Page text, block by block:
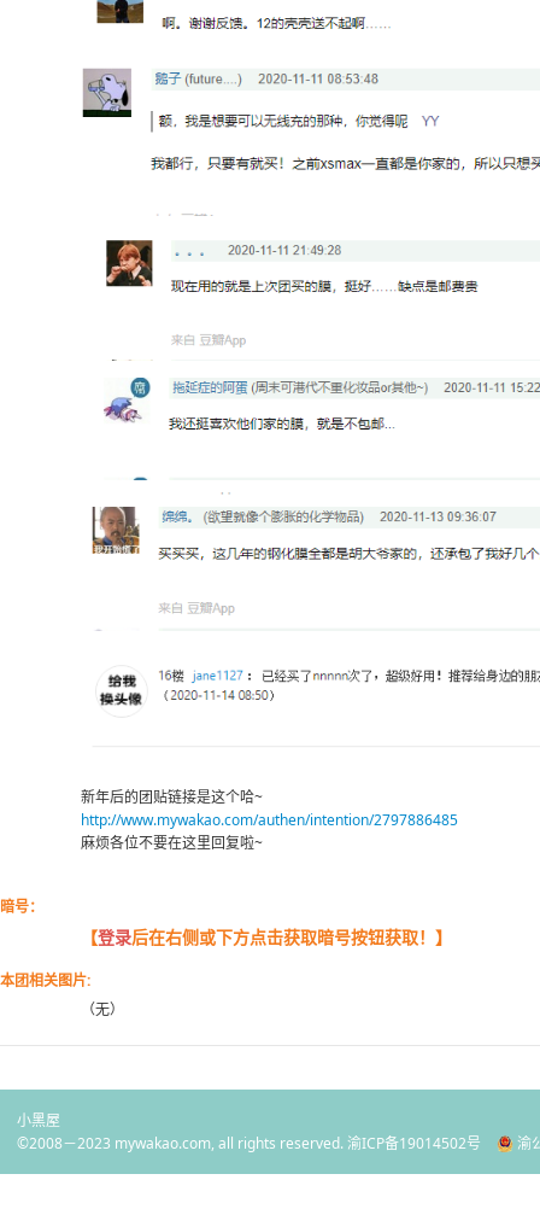
新年后的团贴链接是这个哈~
http://www.mywakao.com/authen/intention/2797886485
麻烦各位不要在这里回复啦~
暗号：
【登录后在右侧或下方点击获取暗号按钮获取！】
本团相关图片:
（无）
小黑屋
©2008－2023 mywakao.com, all rights reserved.渝ICP备19014502号 渝